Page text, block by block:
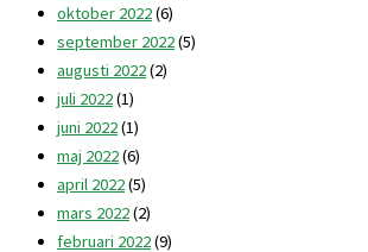
oktober 2022(6)
september 2022(5)
augusti 2022(2)
juli 2022(1)
juni 2022(1)
maj 2022(6)
april 2022(5)
mars 2022(2)
februari 2022(9)